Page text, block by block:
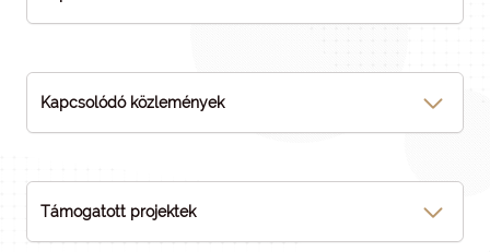
Kapcsolódó közlemények
Támogatott projektek